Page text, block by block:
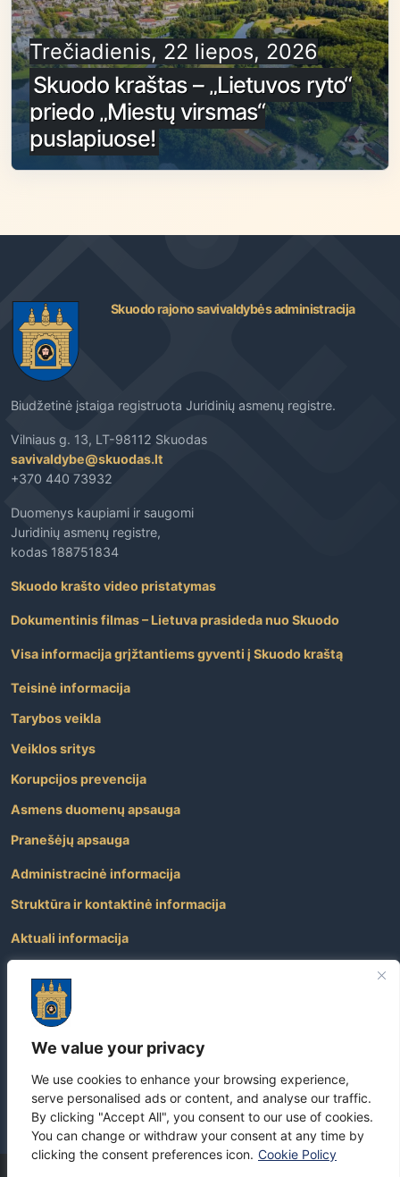
We value your privacy
We use cookies to enhance your browsing experience,
serve personalised ads or content, and analyse our traffic.
By clicking "Accept All", you consent to our use of cookies.
You can change or withdraw your consent at any time by
clicking the consent preferences icon. Cookie Policy
Trečiadienis, 22 liepos, 2026
Skuodo kraštas – „Lietuvos ryto“
priedo „Miestų virsmas“
puslapiuose!
Skuodo rajono savivaldybės administracija
Biudžetinė įstaiga registruota Juridinių asmenų registre.
Vilniaus g. 13, LT-98112 Skuodas
savivaldybe@skuodas.lt
+370 440 73932
Duomenys kaupiami ir saugomi
Juridinių asmenų registre,
kodas 188751834
Skuodo krašto video pristatymas
Dokumentinis filmas – Lietuva prasideda nuo Skuodo
Visa informacija grįžtantiems gyventi į Skuodo kraštą
Teisinė informacija
Tarybos veikla
Veiklos sritys
Korupcijos prevencija
Asmens duomenų apsauga
Pranešėjų apsauga
Administracinė informacija
Struktūra ir kontaktinė informacija
Aktuali informacija
Atviri duomenys
Nuorodos
Dažniausiai užduodami klausimai
Apie savivaldybę